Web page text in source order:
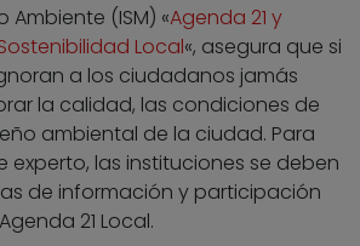
Ambiente (ISM) «Agenda 21 y
Local«, asegura que si
a los ciudadanos jamás
la calidad, las condiciones de
ambiental de la ciudad. Para
experto, las instituciones se deben
de información y participación
21 Local.